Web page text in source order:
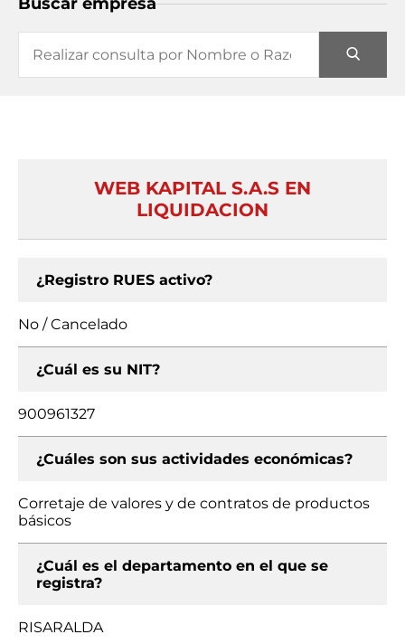
WEB KAPITAL S.A.S EN
LIQUIDACION
¿Registro RUES activo?
No / Cancelado
¿Cuál es su NIT?
900961327
¿Cuáles son sus actividades económicas?
Corretaje de valores y de contratos de productos
básicos
¿Cuál es el departamento en el que se
registra?
RISARALDA